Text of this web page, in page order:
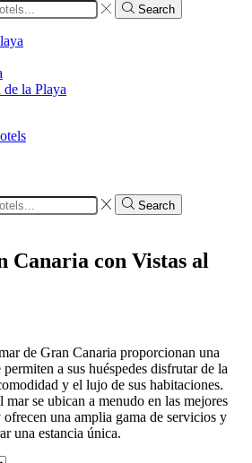
Search
de la Playa
Search
Canaria con Vistas al
de Gran Canaria proporcionan una
a sus huéspedes disfrutar de la
y el lujo de sus habitaciones.
mar se ubican a menudo en las mejores
una amplia gama de servicios y
una estancia única.